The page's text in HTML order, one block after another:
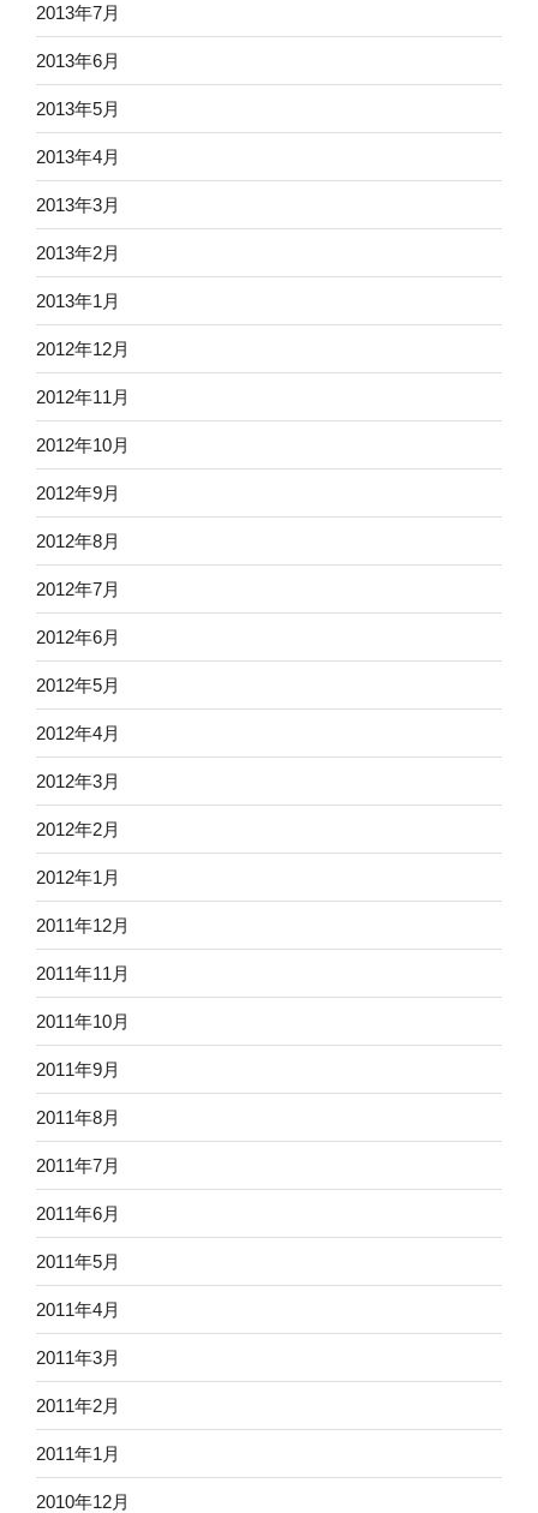
2013年7月
2013年6月
2013年5月
2013年4月
2013年3月
2013年2月
2013年1月
2012年12月
2012年11月
2012年10月
2012年9月
2012年8月
2012年7月
2012年6月
2012年5月
2012年4月
2012年3月
2012年2月
2012年1月
2011年12月
2011年11月
2011年10月
2011年9月
2011年8月
2011年7月
2011年6月
2011年5月
2011年4月
2011年3月
2011年2月
2011年1月
2010年12月